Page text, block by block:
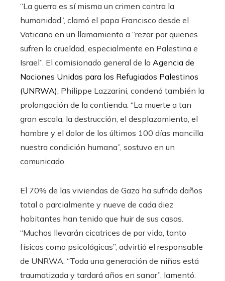
“La guerra es sí misma un crimen contra la
humanidad”, clamó el papa Francisco desde el
Vaticano en un llamamiento a “rezar por quienes
sufren la crueldad, especialmente en Palestina e
Israel”. El comisionado general de la Agencia de
Naciones Unidas para los Refugiados Palestinos
(UNRWA), Philippe Lazzarini, condenó también la
prolongación de la contienda. “La muerte a tan
gran escala, la destrucción, el desplazamiento, el
hambre y el dolor de los últimos 100 días mancilla
nuestra condición humana”, sostuvo en un
comunicado.
El 70% de las viviendas de Gaza ha sufrido daños
total o parcialmente y nueve de cada diez
habitantes han tenido que huir de sus casas.
“Muchos llevarán cicatrices de por vida, tanto
físicas como psicológicas”, advirtió el responsable
de UNRWA. “Toda una generación de niños está
traumatizada y tardará años en sanar”, lamentó.